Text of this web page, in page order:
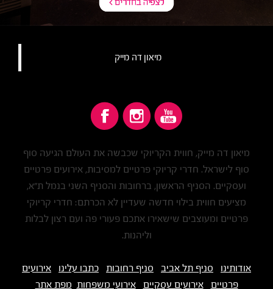
מיאון דה מייק‏
מיאון דה מייק, חווית הקריוקי שכבשה את העולם הגיעה סוף
סוף לישראל. חדרי קריוקי פרטיים למסיבות, אירועים פרטיים
ועסקיים. הסניף הראשון, ברחובות והסניף השני בנמל ת"א,
מציעים חווית בילוי חדשה שעדיין לא הכרתם: חדרי קריוקי
פרטיים ומעוצבים שישאירו אתכם פעורי פה ועם רצון לבלות
וליהנות.
אודותינו סניף תל אביב סניף רחובות כתבו עלינו
אירועים
פרטיים
אירועים עסקיים אירועי משפחות מפת אתר